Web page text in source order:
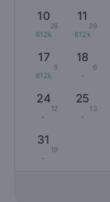
10
28
612k
11
29
612k
17
5
612k
18
6
-
24
12
-
25
13
-
31
19
-